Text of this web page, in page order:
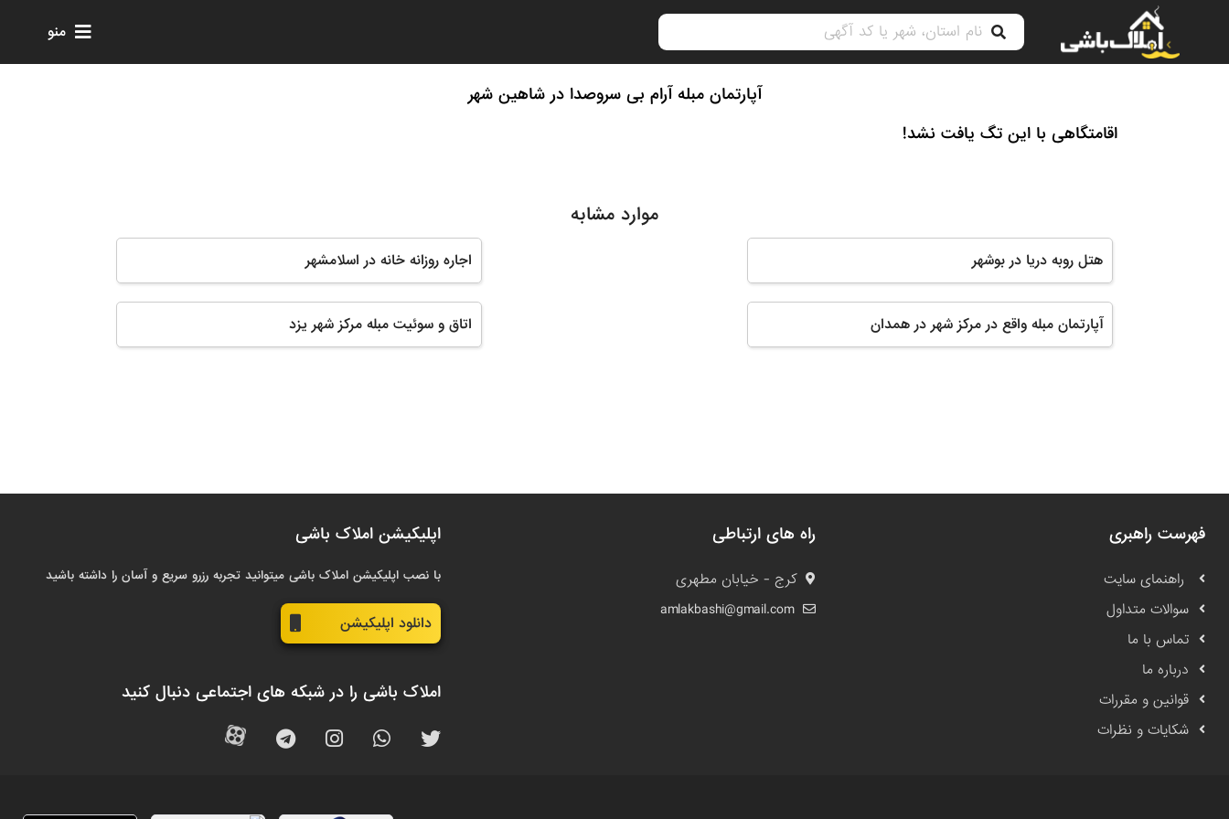
منو
آپارتمان مبله آرام بی سروصدا در شاهین شهر
اقامتگاهی با این تگ یافت نشد!
موارد مشابه
هتل روبه دریا در بوشهر اجاره روزانه خانه در اسلامشهر
آپارتمان مبله واقع در مرکز شهر در همدان اتاق و سوئیت مبله مرکز شهر یزد
فهرست راهبری
راهنمای سایت
سوالات متداول
تماس با ما
درباره ما
قوانین و مقررات
شکایات و نظرات
راه های ارتباطی
کرج - خیابان مطهری
amlakbashi@gmail.com
اپلیکیشن املاک باشی
با نصب اپلیکیشن املاک باشی میتوانید تجربه رزرو سریع و آسان را داشته باشید
دانلود اپلیکیشن
املاک باشی را در شبکه های اجتماعی دنبال کنید